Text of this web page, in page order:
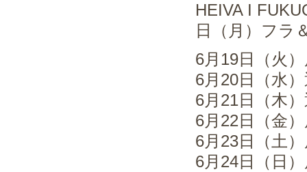
HEIVA I
日（月）フラ
6月19日（火
6月20日（水
6月21日（木
6月22日（金
6月23日（土
6月24日（日